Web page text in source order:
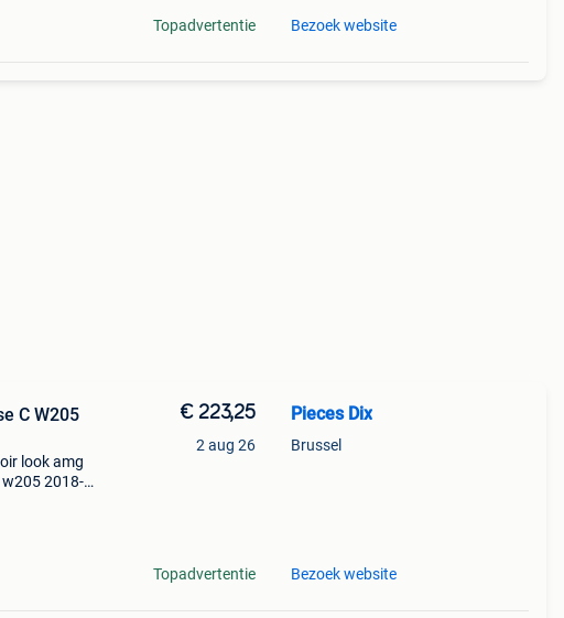
Topadvertentie Bezoek website
C W205
look amg
w205 2018-
€ 223,25
2 aug 26
Topadvertentie
Pieces Dix
Brussel
Bezoek website